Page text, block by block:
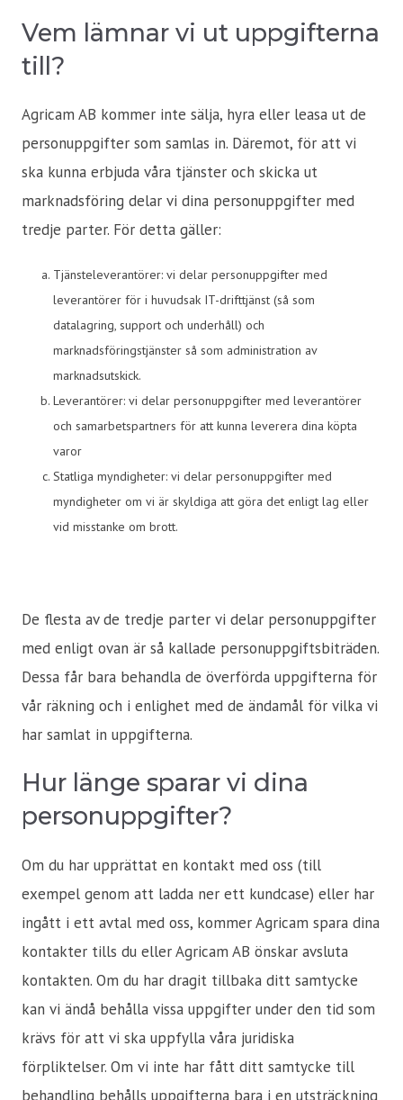
Vem lämnar vi ut uppgifterna
till?
Agricam AB kommer inte sälja, hyra eller leasa ut de
personuppgifter som samlas in. Däremot, för att vi
ska kunna erbjuda våra tjänster och skicka ut
marknadsföring delar vi dina personuppgifter med
tredje parter. För detta gäller:
Tjänsteleverantörer: vi delar personuppgifter med
leverantörer för i huvudsak IT-drifttjänst (så som
datalagring, support och underhåll) och
marknadsföringstjänster så som administration av
marknadsutskick.
Leverantörer: vi delar personuppgifter med leverantörer
och samarbetspartners för att kunna leverera dina köpta
varor
Statliga myndigheter: vi delar personuppgifter med
myndigheter om vi är skyldiga att göra det enligt lag eller
vid misstanke om brott.
De flesta av de tredje parter vi delar personuppgifter
med enligt ovan är så kallade personuppgiftsbiträden.
Dessa får bara behandla de överförda uppgifterna för
vår räkning och i enlighet med de ändamål för vilka vi
har samlat in uppgifterna.
Hur länge sparar vi dina
personuppgifter?
Om du har upprättat en kontakt med oss (till
exempel genom att ladda ner ett kundcase) eller har
ingått i ett avtal med oss, kommer Agricam spara dina
kontakter tills du eller Agricam AB önskar avsluta
kontakten. Om du har dragit tillbaka ditt samtycke
kan vi ändå behålla vissa uppgifter under den tid som
krävs för att vi ska uppfylla våra juridiska
förpliktelser. Om vi inte har fått ditt samtycke till
behandling behålls uppgifterna bara i en utsträckning